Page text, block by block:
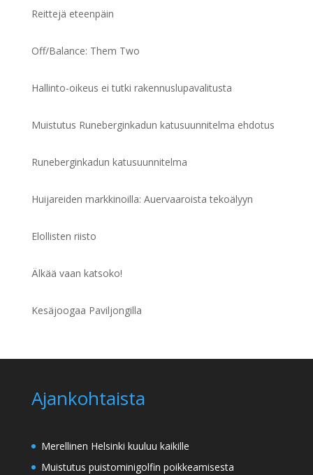
Reittejä eteenpäin
Off/Balance: Them Two
Hallinto-oikeus ei tutki rakennuslupavalitusta
Muistutus Runeberginkadun katusuunnitelma ehdotus
Runeberginkadun katusuunnitelma
Huijareiden markkinoilla: Auervaaroista tekoälyyn
Elollisten riisto
Älkää vaan katsoko!
Kesäjoogaa Paviljongilla
Ajankohtaista
Merellinen Helsinki kuuluu kaikille
Muistutus puistominigolfin poikkeamisesta